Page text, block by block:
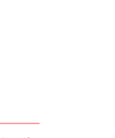
経質になる必要はありま